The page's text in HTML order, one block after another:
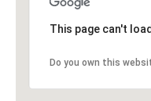
This page can't
Do you own this